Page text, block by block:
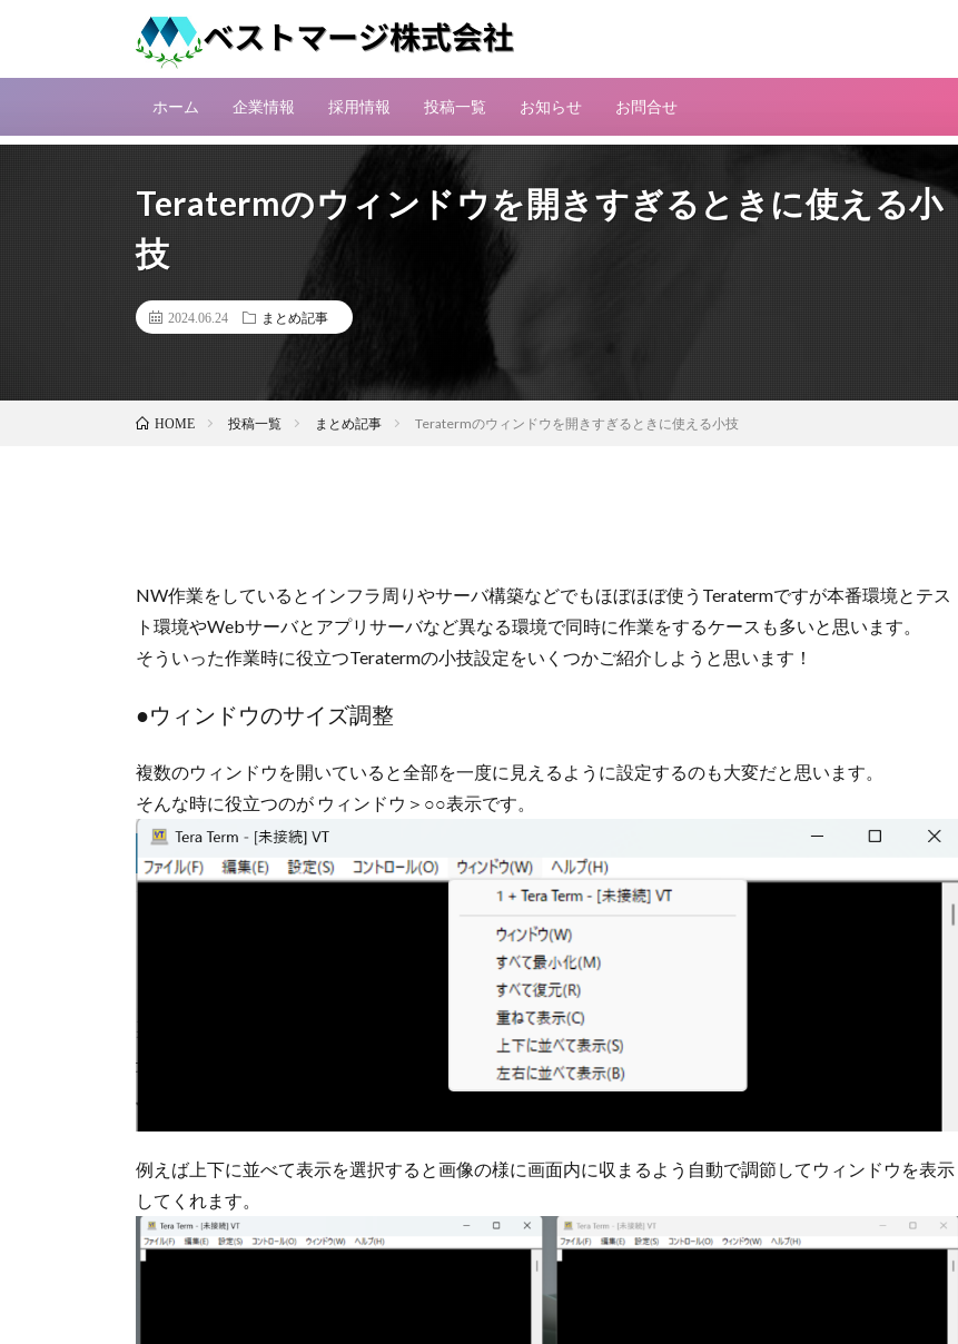
ホーム 企業情報 採用情報 投稿一覧 お知らせ お問合せ
Teratermのウィンドウを開きすぎるときに使える小
技
2024.06.24 まとめ記事
HOME 投稿一覧 まとめ記事 Teratermのウィンドウを開きすぎるときに使える小技
NW作業をしているとインフラ周りやサーバ構築などでもほぼほぼ使うTeratermですが本番環境とテス
ト環境やWebサーバとアプリサーバなど異なる環境で同時に作業をするケースも多いと思います。
そういった作業時に役立つTeratermの小技設定をいくつかご紹介しようと思います！
●ウィンドウのサイズ調整
複数のウィンドウを開いていると全部を一度に見えるように設定するのも大変だと思います。
そんな時に役立つのが ウィンドウ＞○○表示です。
例えば上下に並べて表示を選択すると画像の様に画面内に収まるよう自動で調節してウィンドウを表示
してくれます。